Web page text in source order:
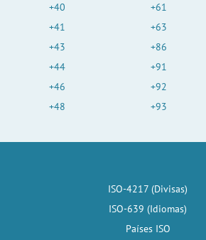
+40
+41
+43
+44
+46
+48
+61
+63
+86
+91
+92
+93
ISO-4217 (Divisas)
ISO-639 (Idiomas)
Países ISO